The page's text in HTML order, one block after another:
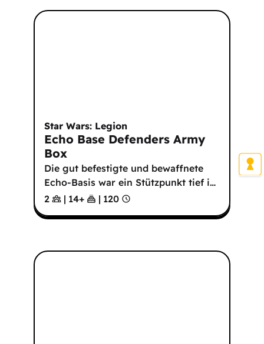
Star Wars: Legion
Echo Base Defenders Army
Box
Die gut befestigte und bewaffnete
Echo-Basis war ein Stützpunkt tief i…
2
| 14+ | 120